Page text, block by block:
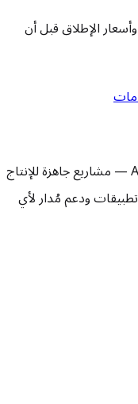
الإطلاق قبل أن
AI + Automation + Human Engineers — مشاريع جاهزة للإنتاج
تطبيقات ودعم مُدار لأي